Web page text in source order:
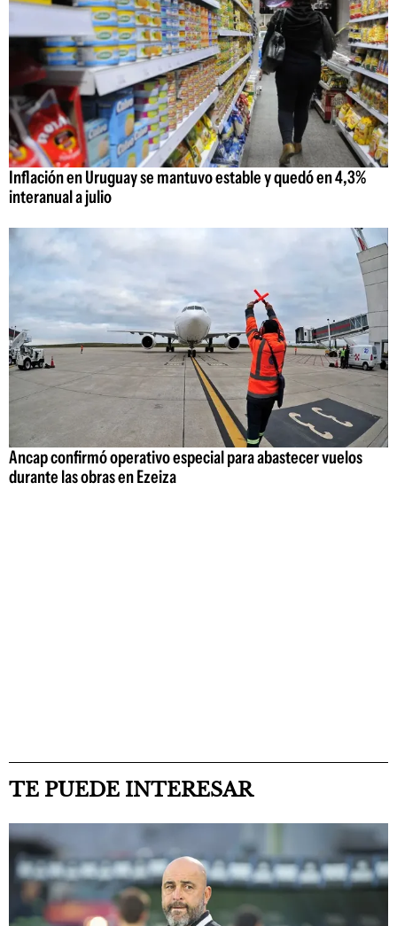
Inflación en Uruguay se mantuvo estable y quedó en 4,3%
interanual a julio
Ancap confirmó operativo especial para abastecer vuelos
durante las obras en Ezeiza
TE PUEDE INTERESAR